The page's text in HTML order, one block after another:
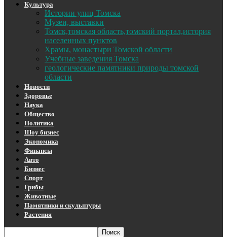
Культура
Истории улиц Томска
Музеи, выставки
Томск,томская область,томский портал,история
населенных пунктов
Храмы, монастыри Томской области
Учебные заведения Томска
геологические памятники природы томской
области
Новости
Здоровье
Наука
Общество
Политика
Шоу бизнес
Экономика
Финансы
Авто
Бизнес
Спорт
Грибы
Животные
Памятники и скульптуры
Растения